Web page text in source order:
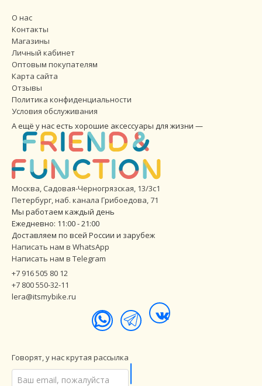
О нас
Контакты
Магазины
Личный кабинет
Оптовым покупателям
Карта сайта
Отзывы
Политика конфиденциальности
Условия обслуживания
А ещё у нас есть хорошие аксессуары для жизни —
Москва, Садовая-Черногрязская, 13/3с1
Петербург,наб. канала Грибоедова, 71
Мы работаем каждый день
Ежедневно: 11:00 - 21:00
Доставляем по всей России и зарубеж
Написать нам в WhatsApp
Написать нам в Telegram
+7 916 505 80 12
+7 800 550-32-11
lera@itsmybike.ru
Говорят, у нас крутая рассылка